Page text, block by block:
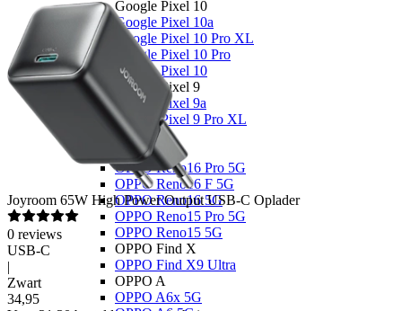
Google Pixel 10
Google Pixel 10a
Google Pixel 10 Pro XL
Google Pixel 10 Pro
Google Pixel 10
Google Pixel 9
Google Pixel 9a
Google Pixel 9 Pro XL
OPPO
OPPO Reno
OPPO Reno16 Pro 5G
OPPO Reno16 F 5G
OPPO Reno16 5G
OPPO Reno15 Pro 5G
OPPO Reno15 5G
OPPO Find X
OPPO Find X9 Ultra
OPPO A
OPPO A6x 5G
Joyroom 65W High Power Output USB-C Oplader
0 reviews
USB-C
|
Zwart
34,95